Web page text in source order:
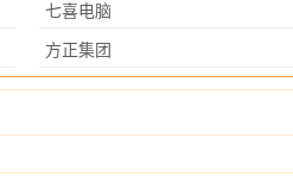
七喜电脑
方正集团